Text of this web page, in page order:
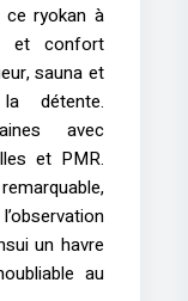
ce ryokan à
et confort
sauna et
détente.
avec
et PMR.
un havre
au